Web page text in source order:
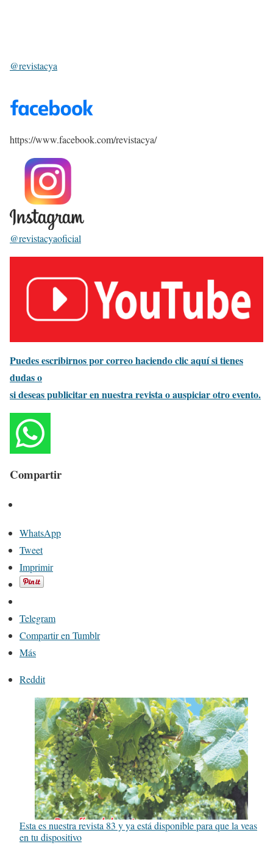
@revistacya
https://www.facebook.com/revistacya/
@revistacyaoficial
Puedes escribirnos por correo haciendo clic aquí si tienes
dudas o
si deseas publicitar en nuestra revista o auspiciar otro evento.
Compartir
WhatsApp
Tweet
Imprimir
Telegram
Compartir en Tumblr
Más
Reddit
Esta es nuestra revista 83 y ya está disponible para que la veas
en tu dispositivo